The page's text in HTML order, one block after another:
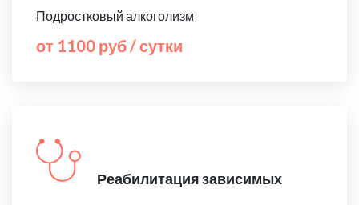
Подростковый алкоголизм
от 1100 руб / сутки
Реабилитация зависимых